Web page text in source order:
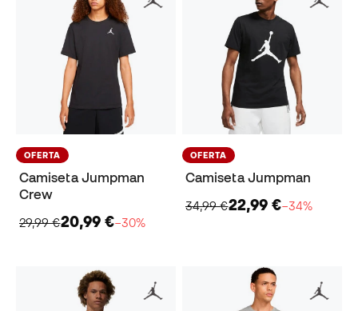
OFERTA
Camiseta Jumpman
Crew
29,99 €20,99 €−30%
OFERTA
Camiseta Jumpman
34,99 €22,99 €−34%